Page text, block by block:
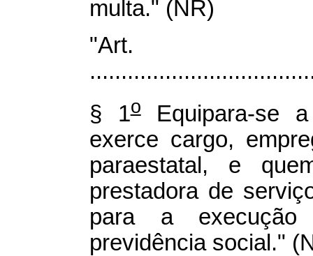
multa." (NR)
§ 1oEquipara-se a
exerce cargo,
paraestatal, e
prestadora de
para a
previdência social."